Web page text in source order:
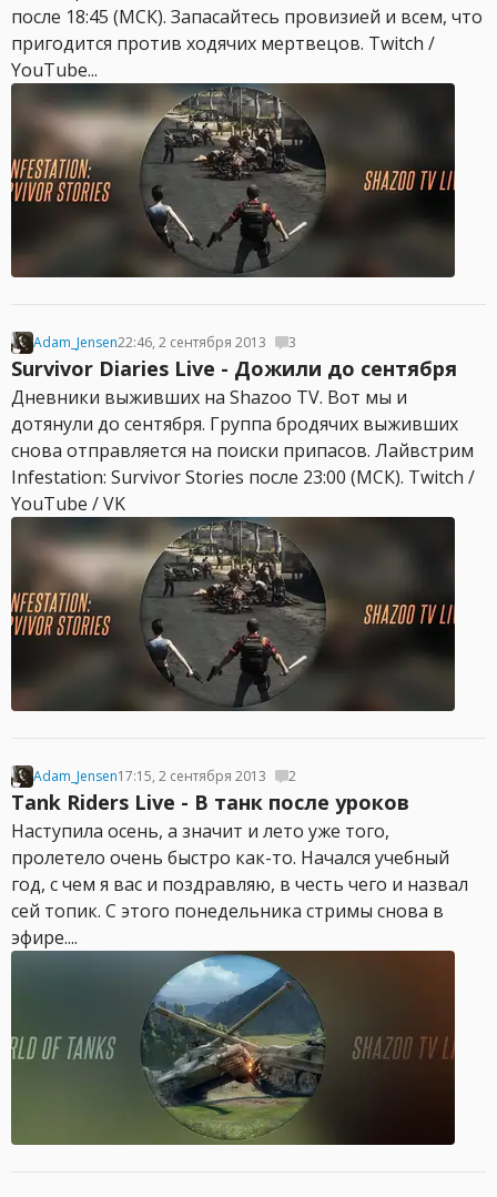
после 18:45 (МСК). Запасайтесь провизией и всем, что
пригодится против ходячих мертвецов. Twitch /
YouTube...
Adam_Jensen22:46, 2 сентября 2013 3
Survivor Diaries Live - Дожили до сентября
Дневники выживших на Shazoo TV. Вот мы и
дотянули до сентября. Группа бродячих выживших
снова отправляется на поиски припасов. Лайвстрим
Infestation: Survivor Stories после 23:00 (МСК). Twitch /
YouTube / VK
Adam_Jensen17:15, 2 сентября 2013 2
Tank Riders Live - В танк после уроков
Наступила осень, а значит и лето уже того,
пролетело очень быстро как-то. Начался учебный
год, с чем я вас и поздравляю, в честь чего и назвал
сей топик. С этого понедельника стримы снова в
эфире....